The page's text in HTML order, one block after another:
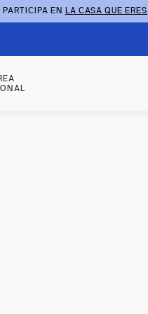
PARTICIPA EN LA CASA QUE ERES